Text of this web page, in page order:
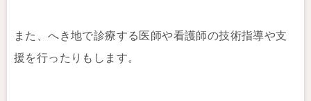
また、へき地で診療する医師や看護師の技術指導や支
援を行ったりもします。